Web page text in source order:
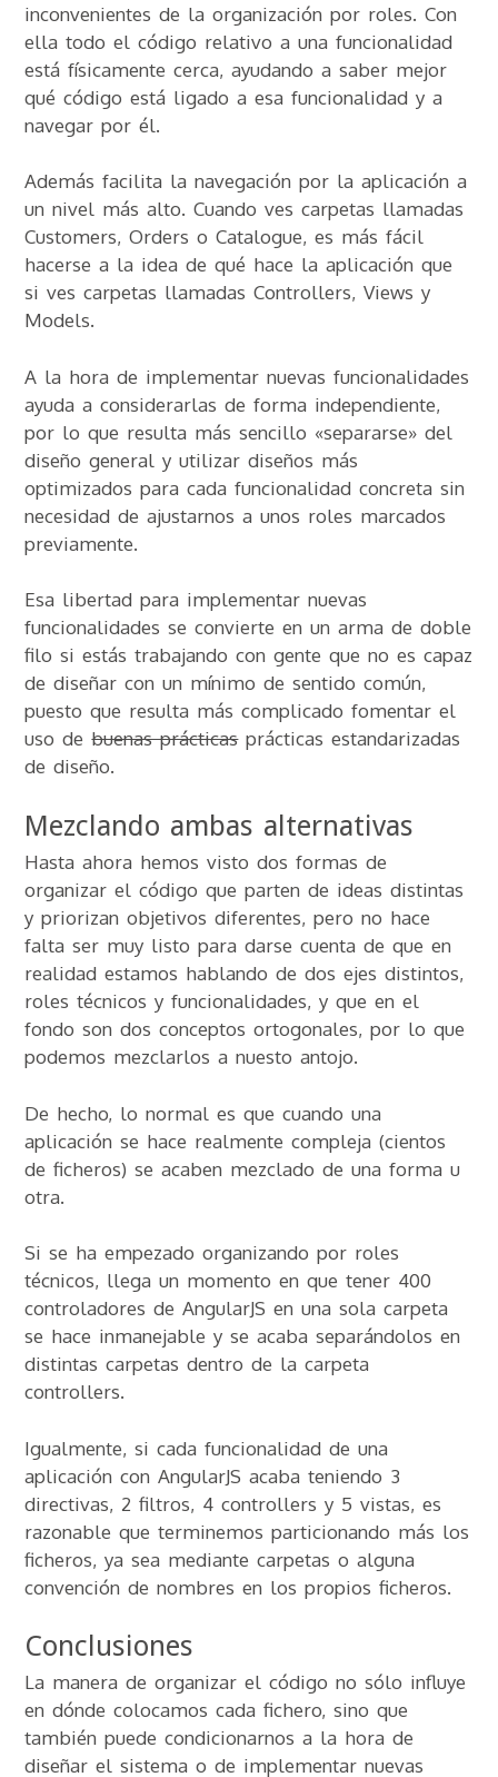
inconvenientes de la organización por roles. Con
ella todo el código relativo a una funcionalidad
está físicamente cerca, ayudando a saber mejor
qué código está ligado a esa funcionalidad y a
navegar por él.
Además facilita la navegación por la aplicación a
un nivel más alto. Cuando ves carpetas llamadas
Customers, Orders o Catalogue, es más fácil
hacerse a la idea de qué hace la aplicación que
si ves carpetas llamadas Controllers, Views y
Models.
A la hora de implementar nuevas funcionalidades
ayuda a considerarlas de forma independiente,
por lo que resulta más sencillo «separarse» del
diseño general y utilizar diseños más
optimizados para cada funcionalidad concreta sin
necesidad de ajustarnos a unos roles marcados
previamente.
Esa libertad para implementar nuevas
funcionalidades se convierte en un arma de doble
filo si estás trabajando con gente que no es capaz
de diseñar con un mínimo de sentido común,
puesto que resulta más complicado fomentar el
uso debuenas prácticasprácticas estandarizadas
de diseño.
Mezclando ambas alternativas
Hasta ahora hemos visto dos formas de
organizar el código que parten de ideas distintas
y priorizan objetivos diferentes, pero no hace
falta ser muy listo para darse cuenta de que en
realidad estamos hablando de dos ejes distintos,
roles técnicos y funcionalidades, y que en el
fondo son dos conceptos ortogonales, por lo que
podemos mezclarlos a nuesto antojo.
De hecho, lo normal es que cuando una
aplicación se hace realmente compleja (cientos
de ficheros) se acaben mezclado de una forma u
otra.
Si se ha empezado organizando por roles
técnicos, llega un momento en que tener 400
controladores de AngularJS en una sola carpeta
se hace inmanejable y se acaba separándolos en
distintas carpetas dentro de la carpeta
controllers.
Igualmente, si cada funcionalidad de una
aplicación con AngularJS acaba teniendo 3
directivas, 2 filtros, 4 controllers y 5 vistas, es
razonable que terminemos particionando más los
ficheros, ya sea mediante carpetas o alguna
convención de nombres en los propios ficheros.
Conclusiones
La manera de organizar el código no sólo influye
en dónde colocamos cada fichero, sino que
también puede condicionarnos a la hora de
diseñar el sistema o de implementar nuevas